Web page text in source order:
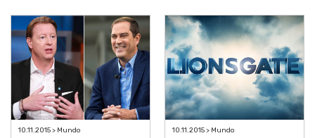
10.11.2015 > Mundo 10.11.2015 > Mundo